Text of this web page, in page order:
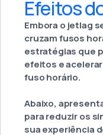
Efeitos
Embora o jetlag
cruzam fusos
estratégias que
efeitos e
fuso horário.
Abaixo,
para reduzir os
sua experiência